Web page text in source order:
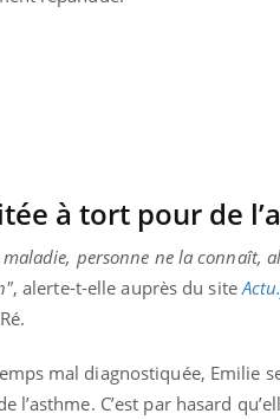
à tort pour de
maladie, personne ne la connaît,
, alerte-t-elle auprès du site
mal diagnostiquée, Emilie
l’asthme. C’est par hasard